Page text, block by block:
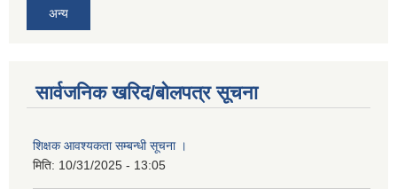
अन्य
सार्वजनिक खरिद/बोलपत्र सूचना
शिक्षक आवश्यकता सम्बन्धी सूचना ।
मिति: 10/31/2025 - 13:05